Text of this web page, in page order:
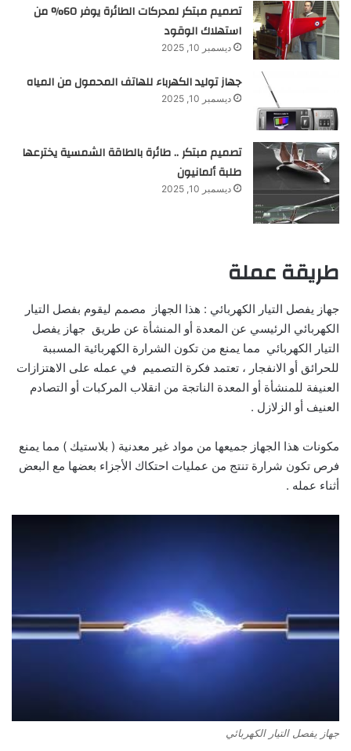
تصميم مبتكر لمحركات الطائرة يوفر 60% من
استهلاك الوقود
ديسمبر 10, 2025
جهاز توليد الكهرباء للهاتف المحمول من المياه
ديسمبر 10, 2025
تصميم مبتكر .. طائرة بالطاقة الشمسية يخترعها
طلبة ألمانيون
ديسمبر 10, 2025
طريقة عملة
جهاز يفصل التيار الكهربائي : هذا الجهاز مصمم ليقوم بفصل التيار
الكهربائي الرئيسي عن المعدة أو المنشأة عن طريق جهاز يفصل
التيار الكهربائي مما يمنع من تكون الشرارة الكهربائية المسببة
للحرائق أو الانفجار ، تعتمد فكرة التصميم في عمله على الاهتزازات
العنيفة للمنشأة أو المعدة الناتجة من انقلاب المركبات أو التصادم
العنيف أو الزلازل .
مكونات هذا الجهاز جميعها من مواد غير معدنية ( بلاستيك ) مما يمنع
فرص تكون شرارة تنتج من عمليات احتكاك الأجزاء بعضها مع البعض
أثناء عمله .
جهاز يفصل التيار الكهربائي